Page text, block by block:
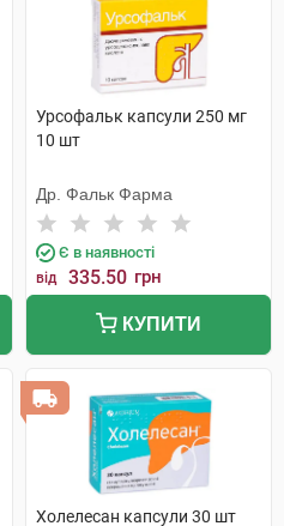
Урсофальк капсули 250 мг
10 шт
Др. Фальк Фарма
Є в наявності
від 335.50 грн
КУПИТИ
Холелесан капсули 30 шт